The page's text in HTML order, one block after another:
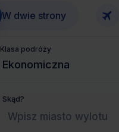
W dwie strony
Klasa podróży
Skąd?